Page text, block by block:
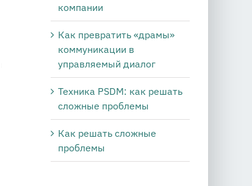
компании
Как превратить «драмы»
коммуникации в
управляемый диалог
Техника PSDM: как решать
сложные проблемы
Как решать сложные
проблемы